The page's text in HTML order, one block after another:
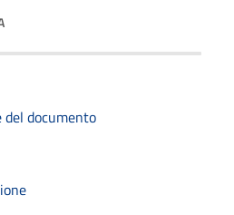
del documento